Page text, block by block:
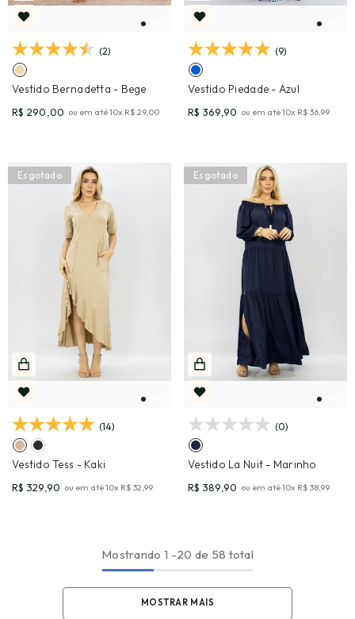
(2)
Vestido Bernadetta - Bege
R$ 290,00 ou em até10x R$ 29,00
(9)
Vestido Piedade - Azul
R$ 369,90 ou em até10x R$ 36,99
Esgotado
(14)
Vestido Tess - Kaki
R$ 329,90 ou em até10x R$ 32,99
Esgotado
(0)
Vestido La Nuit - Marinho
R$ 389,90 ou em até10x R$ 38,99
Mostrando 1 -20 de 58 total
MOSTRAR MAIS